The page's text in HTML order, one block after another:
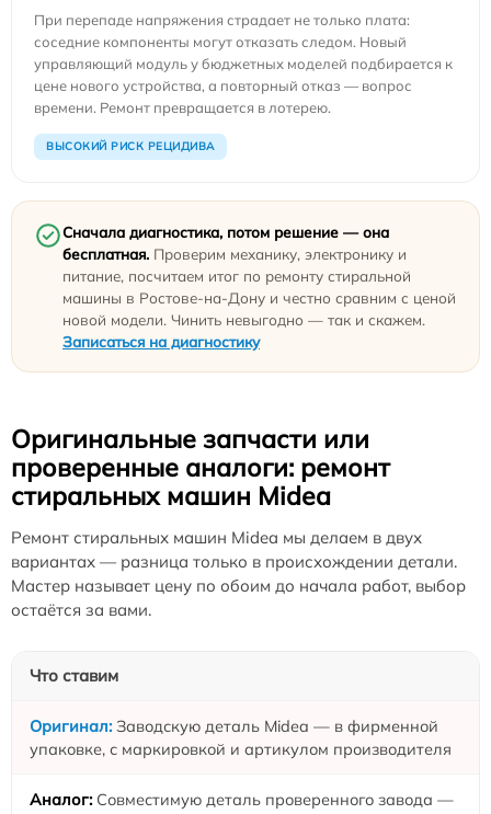
При перепаде напряжения страдает не только плата:
соседние компоненты могут отказать следом. Новый
управляющий модуль у бюджетных моделей подбирается к
цене нового устройства, а повторный отказ — вопрос
времени. Ремонт превращается в лотерею.
ВЫСОКИЙ РИСК РЕЦИДИВА
Сначала диагностика, потом решение — она
бесплатная. Проверим механику, электронику и
питание, посчитаем итог по ремонту стиральной
машины в Ростове-на-Дону и честно сравним с ценой
новой модели. Чинить невыгодно — так и скажем.
Записаться на диагностику
Оригинальные запчасти или
проверенные аналоги: ремонт
стиральных машин Midea
Ремонт стиральных машин Midea мы делаем в двух
вариантах — разница только в происхождении детали.
Мастер называет цену по обоим до начала работ, выбор
остаётся за вами.
Что ставим
Заводскую деталь Midea — в фирменной
упаковке, с маркировкой и артикулом производителя
Совместимую деталь проверенного завода —